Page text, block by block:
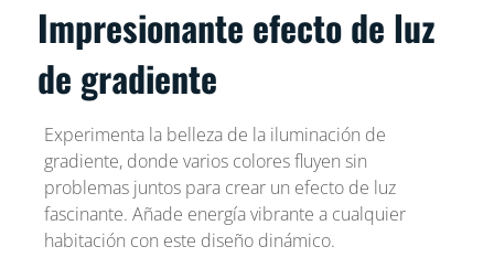
Impresionante efecto de luz
de gradiente
Experimenta la belleza de la iluminación de
gradiente, donde varios colores fluyen sin
problemas juntos para crear un efecto de luz
fascinante. Añade energía vibrante a cualquier
habitación con este diseño dinámico.